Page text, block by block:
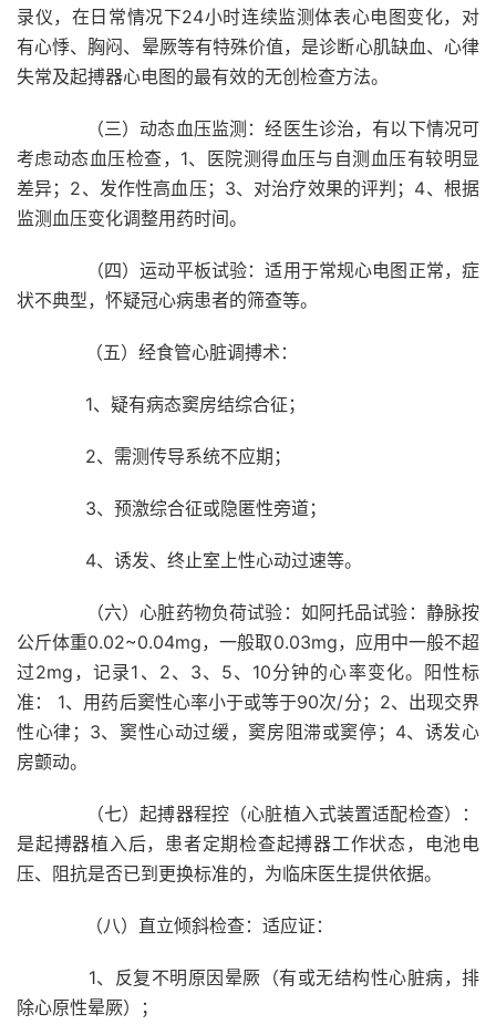
录仪，在日常情况下24小时连续监测体表心电图变化，对
有心悸、胸闷、晕厥等有特殊价值，是诊断心肌缺血、心律
失常及起搏器心电图的最有效的无创检查方法。
（三）动态血压监测：经医生诊治，有以下情况可
考虑动态血压检查，1、医院测得血压与自测血压有较明显
差异；2、发作性高血压；3、对治疗效果的评判；4、根据
监测血压变化调整用药时间。
（四）运动平板试验：适用于常规心电图正常，症
状不典型，怀疑冠心病患者的筛查等。
（五）经食管心脏调搏术：
1、疑有病态窦房结综合征；
2、需测传导系统不应期；
3、预激综合征或隐匿性旁道；
4、诱发、终止室上性心动过速等。
（六）心脏药物负荷试验：如阿托品试验：静脉按
公斤体重0.02~0.04mg，一般取0.03mg，应用中一般不超
过2mg，记录1、2、3、5、10分钟的心率变化。阳性标
准： 1、用药后窦性心率小于或等于90次/分；2、出现交界
性心律；3、窦性心动过缓，窦房阻滞或窦停；4、诱发心
房颤动。
（七）起搏器程控（心脏植入式装置适配检查）：
是起搏器植入后，患者定期检查起搏器工作状态，电池电
压、阻抗是否已到更换标准的，为临床医生提供依据。
（八）直立倾斜检查：适应证：
1、反复不明原因晕厥（有或无结构性心脏病，排
除心原性晕厥）；